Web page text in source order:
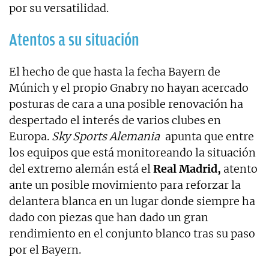
por su versatilidad.
Atentos a su situación
El hecho de que hasta la fecha Bayern de
Múnich y el propio Gnabry no hayan acercado
posturas de cara a una posible renovación ha
despertado el interés de varios clubes en
Europa. Sky Sports Alemania apunta que entre
los equipos que está monitoreando la situación
del extremo alemán está elReal Madrid, atento
ante un posible movimiento para reforzar la
delantera blanca en un lugar donde siempre ha
dado con piezas que han dado un gran
rendimiento en el conjunto blanco tras su paso
por el Bayern.